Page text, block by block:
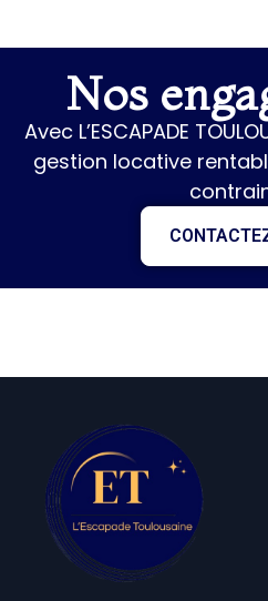
Nos
Avec L’ESCAPADE
gestion locative